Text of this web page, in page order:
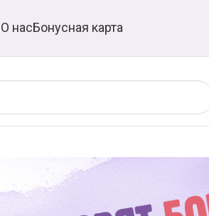
О насБонусная карта